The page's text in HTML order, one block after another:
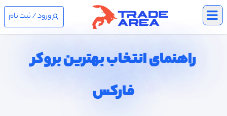
ورود / ثبت نام Open main menu
راهنمای انتخاب بهترین بروکر
فارکس